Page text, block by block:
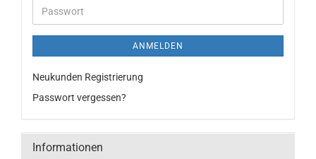
ANMELDEN
Neukunden Registrierung
Passwort vergessen?
Informationen